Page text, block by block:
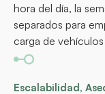
hora del día, la
separados para
carga de
Escalabilidad,